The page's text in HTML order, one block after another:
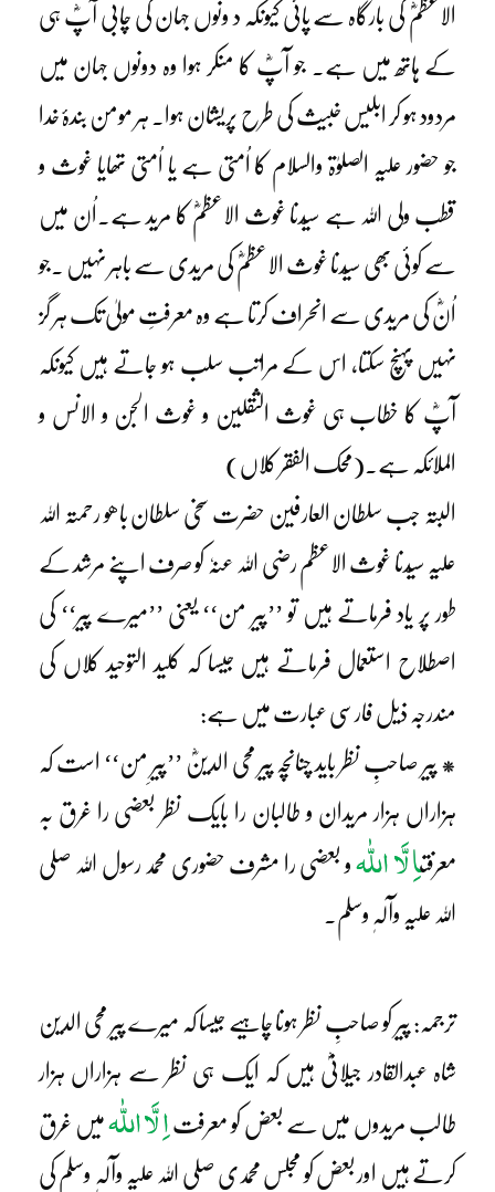
الاعظمؓ کی بارگاہ سے پائی کیونکہ د ونوں جہان کی چابی آپؓ ہی
کے ہاتھ میں ہے۔ جو آپؓ کا منکر ہوا وہ دونوں جہان میں
مردود ہو کر ابلیس خبیث کی طرح پریشان ہوا۔ ہر مومن بندۂ خدا
جو حضور علیہ الصلوٰۃ والسلام کا اُمتی ہے یا اُمتی تھایا غوث و
قطب ولی اللہ ہے سیّدنا غوث الاعظمؓ کا مرید ہے۔اُن میں
سے کوئی بھی سیّدنا غوث الاعظمؓ کی مریدی سے باہر نہیں ۔جو
اُنؓ کی مریدی سے انحراف کرتا ہے وہ معرفتِ مولیٰ تک ہر گز
نہیں پہنچ سکتا، اس کے مراتب سلب ہو جاتے ہیں کیونکہ
آپؓ کا خطاب ہی غوث الثقلین و غوث الجن و الانس و
الملائکہ ہے۔(محک الفقر کلاں)
البتہ جب سلطان العارفین حضرت سخی سلطان باھو رحمتہ اللہ
علیہ سیّدنا غوث الاعظم رضی اللہ عنہٗ کو صرف اپنے مرشد کے
طور پر یاد فرماتے ہیں تو ’’پیر من‘‘ یعنی ’’میرے پیر‘‘ کی
اصطلاح استعمال فرماتے ہیں جیسا کہ کلید التوحید کلاں کی
مندرجہ ذیل فارسی عبارت میں ہے:
* پیر صاحبِ نظر باید چنانچہ پیر محی الدینؓ ’’پیرِ من‘‘ است کہ
ہزاراں ہزار مریدان و طالبان را بایک نظر بعضی را غرق بہ
معرفتاِ لَّا اللّٰہو بعضی را مشرف حضوری محمد رسول اللہ صلی
اللہ علیہ وآلہٖ وسلم۔
ترجمہ: پیر کو صاحبِ نظر ہونا چاہیے جیسا کہ میرے پیر محی الدین
شاہ عبدالقادر جیلانیؓ ہیں کہ ایک ہی نظر سے ہزاراں ہزار
طالب مریدوں میں سے بعض کو معرفتاِ لَّا اللّٰہ میں غرق
کرتے ہیں اور بعض کو مجلس محمدی صلی اللہ علیہ وآلہٖ وسلم کی